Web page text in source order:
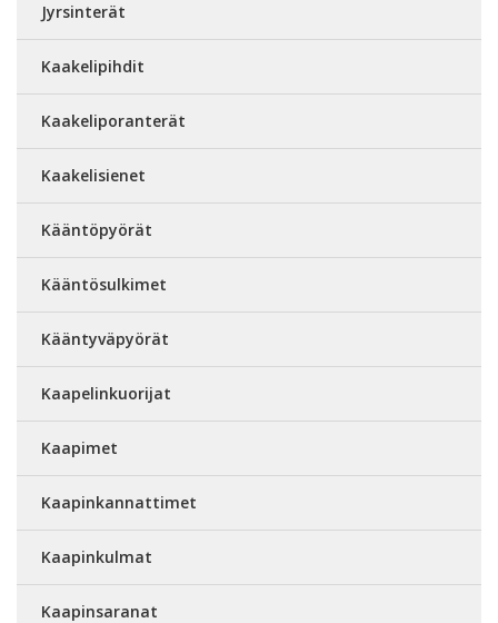
Jyrsinterät
Kaakelipihdit
Kaakeliporanterät
Kaakelisienet
Kääntöpyörät
Kääntösulkimet
Kääntyväpyörät
Kaapelinkuorijat
Kaapimet
Kaapinkannattimet
Kaapinkulmat
Kaapinsaranat